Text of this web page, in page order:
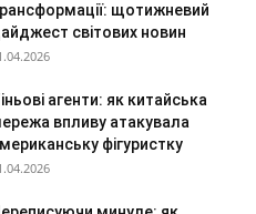
щотижневий
світових новин
агенти: як китайська
впливу атакувала
фігуристку